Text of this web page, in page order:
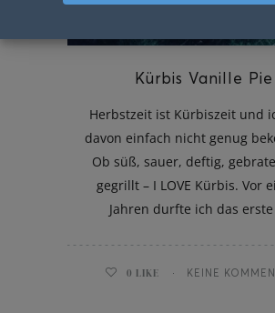
Kürbis Vanille Pie
Herbstzeit ist Kürbiszeit und
davon einfach nicht genug
Ob süß, sauer, deftig,
gegrillt – I LOVE Kürbis. Vor
Jahren durfte ich das
0 LIKE KEINE